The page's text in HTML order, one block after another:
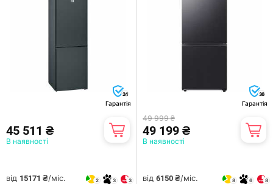
24
Гарантія
45 511 ₴
В наявності
від 15171 ₴/міс. 2 3 3
36
Гарантія
49 999 ₴
49 199 ₴
В наявності
від 6150 ₴/міс. 8 6 8